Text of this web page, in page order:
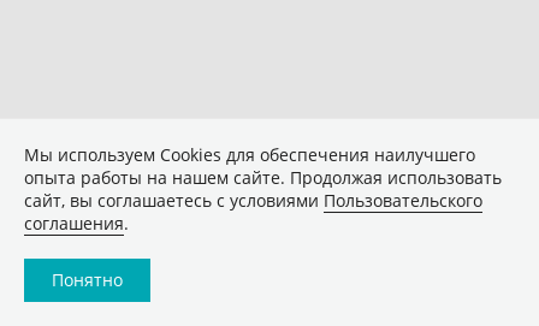
Мы используем Сookies для обеспечения наилучшего
опыта работы на нашем сайте. Продолжая использовать
сайт, вы соглашаетесь с условиями Пользовательского
соглашения.
Понятно